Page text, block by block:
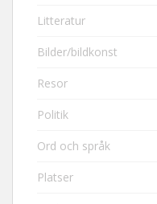
Litteratur
Bilder/bildkonst
Resor
Politik
Ord och språk
Platser